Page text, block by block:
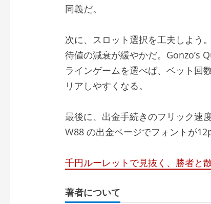
同義だ。
次に、スロット選択を工夫しよう
待値の減衰が緩やかだ。Gonzo’s
ラインゲームを選べば、ベット回
リアしやすくなる。
最後に、出金手続きのフリック速
W88 の出金ページでフォントが
千円ルーレットで見抜く、勝者と
著者について